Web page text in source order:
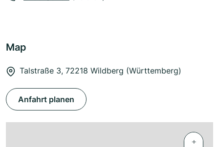
Map
Talstraße 3, 72218 Wildberg (Württemberg)
Anfahrt planen
+